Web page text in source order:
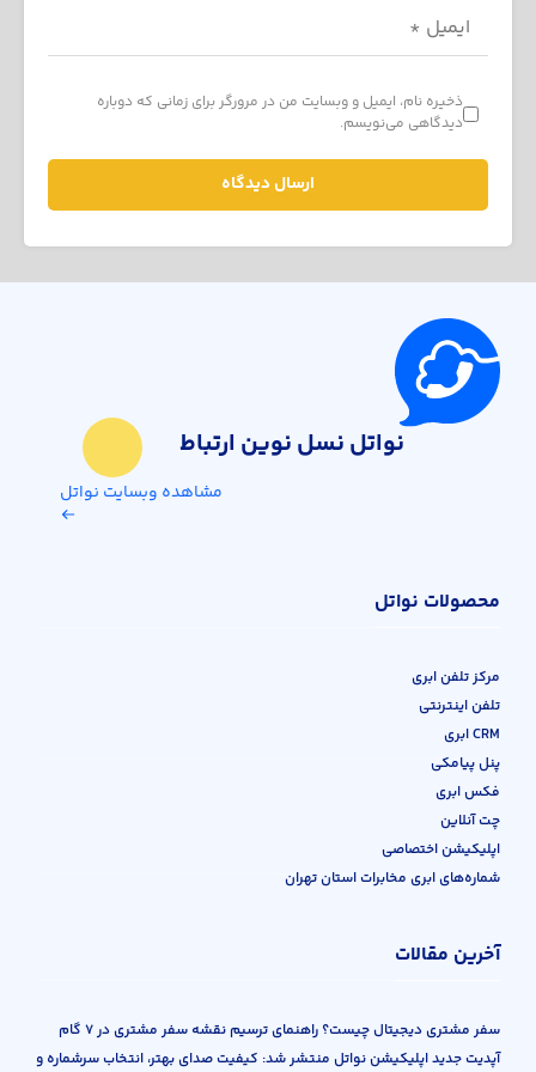
ذخیره نام، ایمیل و وبسایت من در مرورگر برای زمانی که دوباره
دیدگاهی می‌نویسم.
نواتل نسل نوین ارتباط
مشاهده وبسایت نواتل
محصولات نواتل
مرکز تلفن ابری
تلفن اینترنتی
CRM ابری
پنل پیامکی
فکس ابری
چت آنلاین
اپلیکیشن اختصاصی
شماره‌های ابری مخابرات استان تهران
آخرین مقالات
سفر مشتری دیجیتال چیست؟ راهنمای ترسیم نقشه سفر مشتری در ۷ گام
آپدیت جدید اپلیکیشن نواتل منتشر شد: کیفیت صدای بهتر، انتخاب سرشماره و